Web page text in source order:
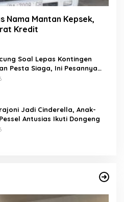
Nama Mantan Kepsek,
Kredit
Soal Lepas Kontingen
Pesta Siaga, Ini Pesannya
Jadi Cinderella, Anak-
Antusias Ikuti Dongeng